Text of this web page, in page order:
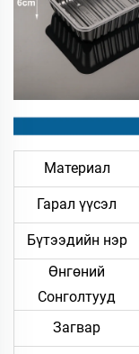
Материал
Гарал үүсэл
Бүтээдийн нэр
Өнгөний
Сонголтууд
Загвар